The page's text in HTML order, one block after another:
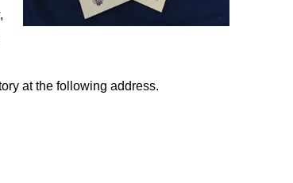
at the following address.